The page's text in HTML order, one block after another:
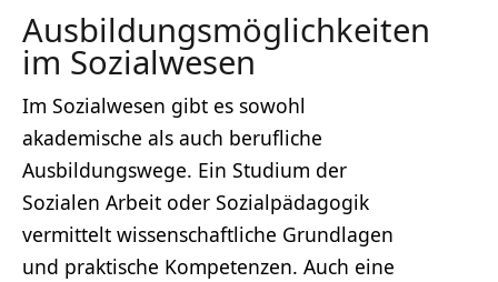
Ausbildungsmöglichkeiten
im Sozialwesen
Im Sozialwesen gibt es sowohl
akademische als auch berufliche
Ausbildungswege. Ein Studium der
Sozialen Arbeit oder Sozialpädagogik
vermittelt wissenschaftliche Grundlagen
und praktische Kompetenzen. Auch eine